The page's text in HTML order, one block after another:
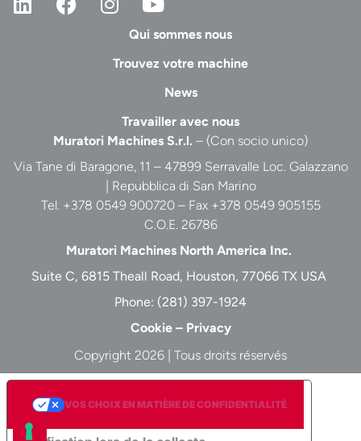
Muratori Machines S.r.l. – (Con socio unico)
Via Tane di Baragone, 11 – 47899 Serravalle Loc. Galazzano
| Repubblica di San Marino
Tel. +378 0549 900720 – Fax +378 0549 905155
C.O.E. 26786
Muratori Machines North America Inc.
Suite C, 6815 Theall Road, Houston, 77066 TX USA
Phone: (281) 397-1924
Cookie– Privacy
Qui sommes nous
Trouvez votre machine
News
Travailler avec nous
Copyright 2026 | Tous droits réservés
VOS CHOIX EN MATIÈRE DE CONFIDENTIALITÉ